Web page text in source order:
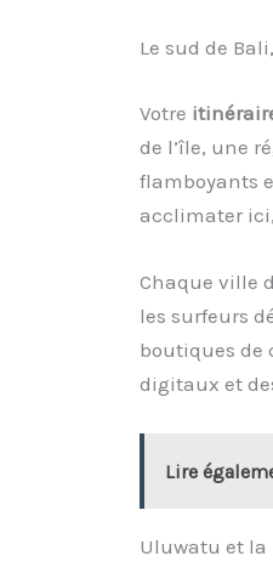
Le sud de
Votre
de l’île, une
flamboyants
acclimater
Chaque ville
les surfeurs
boutiques de
digitaux et
Lire
Uluwatu et la